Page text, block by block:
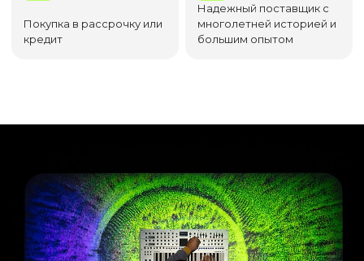
Покупка в рассрочку или
кредит
Надежный поставщик с
многолетней историей и
большим опытом